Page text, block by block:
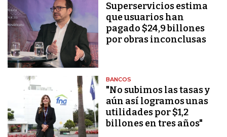
Superservicios estima
que usuarios han
pagado $24,9 billones
por obras inconclusas
BANCOS
"No subimos las tasas y
aún así logramos unas
utilidades por $1,2
billones en tres años"